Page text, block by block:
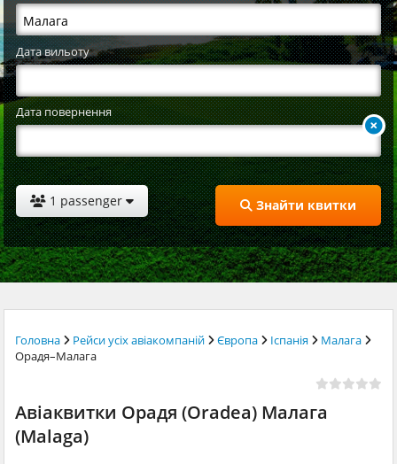
Дата вильоту
Дата повернення
1 passenger Знайти квитки
Головна Рейси усіх авіакомпаній Європа Іспанія
Малага
Орадя–Малага
Авіаквитки Орадя (Oradea) Малага
(Malaga)